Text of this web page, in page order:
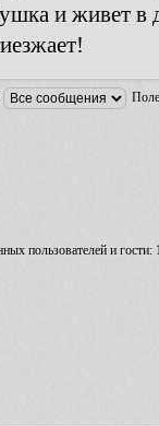
и живет в
пользователей и гости: